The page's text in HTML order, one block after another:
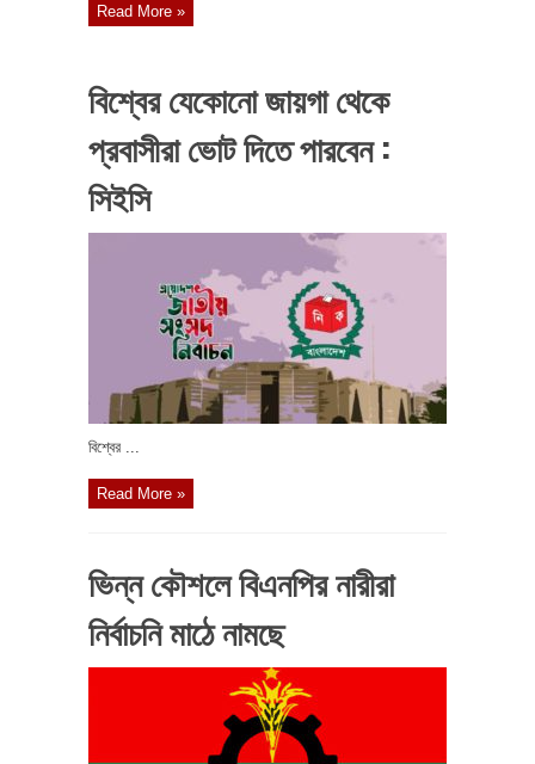
Read More »
বিশ্বের যেকোনো জায়গা থেকে
প্রবাসীরা ভোট দিতে পারবেন :
সিইসি
বিশ্বের ...
Read More »
ভিন্ন কৌশলে বিএনপির নারীরা
নির্বাচনি মাঠে নামছে